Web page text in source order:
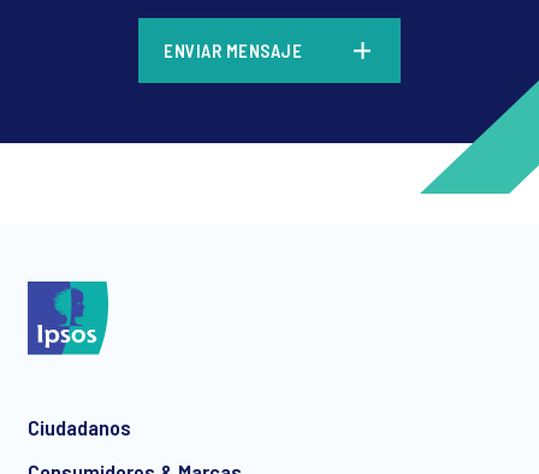
ENVIAR MENSAJE
Ciudadanos